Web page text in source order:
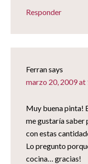
Responder
Ferransays
marzo 20, 2009 at
Muy buena pinta!
me gustaría saber
con estas
Lo pregunto
cocina… gracias!